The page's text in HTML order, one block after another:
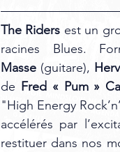
The Riders est un
racines Blues.
Masse (guitare),
de Fred « Pum »
"High Energy
accélérés par
restituer dans nos